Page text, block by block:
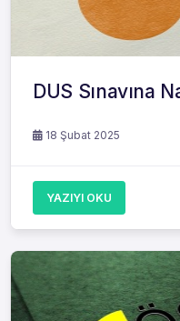
DUS Sınavına
18 Şubat 2025
YAZIYI OKU